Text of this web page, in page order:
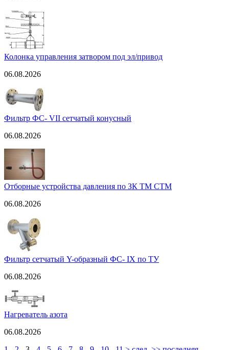
Колонка управления затвором под эл/привод
06.08.2026
Фильтр ФС- VII сетчатый конусный
06.08.2026
Отборные устройства давления по ЗК ТМ СТМ
06.08.2026
Фильтр сетчатый Y-образный ФС- IX по ТУ
06.08.2026
Нагреватель азота
06.08.2026